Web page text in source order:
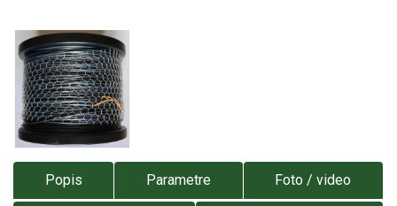
Popis Parametre Foto / video